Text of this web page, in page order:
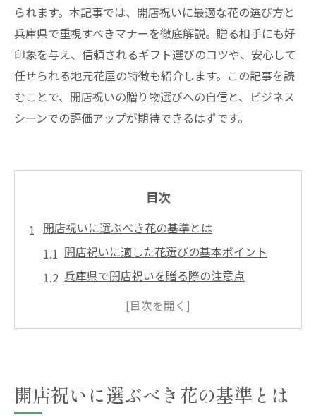
られます。本記事では、開店祝いに最適な花の選び方と
兵庫県で重視すべきマナーを徹底解説。贈る相手にも好
印象を与え、信頼されるギフト選びのコツや、安心して
任せられる地元花屋の特徴も紹介します。この記事を読
むことで、開店祝いの贈り物選びへの自信と、ビジネス
シーンでの評価アップが期待できるはずです。
目次
開店祝いに選ぶべき花の基準とは
開店祝いに適した花選びの基本ポイント
兵庫県で開店祝いを贈る際の注意点
開店祝いの花に避けたいNG例と理由
ド
開店祝いに選ぶべき花の基準とは